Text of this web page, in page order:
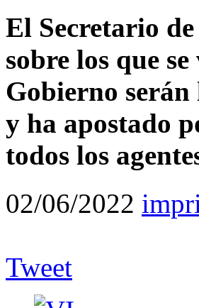
El Secretario
sobre los que
Gobierno
y ha apostado
todos los
02/06/2022
Tweet